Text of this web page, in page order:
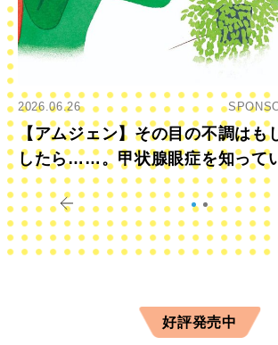
2026.06.26
【アムジェン】その目の不調はも
したら……。甲状腺眼症を知って
すか？
好評発売中